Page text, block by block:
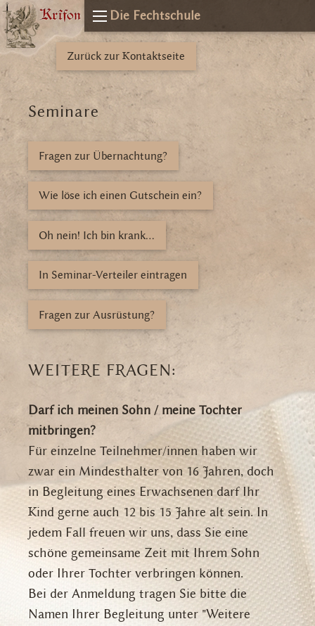
Die Fechtschule
Zurück zur Kontaktseite
Seminare
Fragen zur Übernachtung?
Wie löse ich einen Gutschein ein?
Oh nein! Ich bin krank...
In Seminar-Verteiler eintragen
Fragen zur Ausrüstung?
WEITERE FRAGEN:
Darf ich meinen Sohn / meine Tochter
mitbringen?
Für einzelne Teilnehmer/innen haben wir
zwar ein Mindesthalter von 16 Jahren, doch
in Begleitung eines Erwachsenen darf Ihr
Kind gerne auch 12 bis 15 Jahre alt sein. In
jedem Fall freuen wir uns, dass Sie eine
schöne gemeinsame Zeit mit Ihrem Sohn
oder Ihrer Tochter verbringen können.
Bei der Anmeldung tragen Sie bitte die
Namen Ihrer Begleitung unter "Weitere